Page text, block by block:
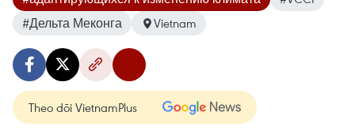
#Дельта Меконга
Vietnam
Theo dõi VietnamPlus